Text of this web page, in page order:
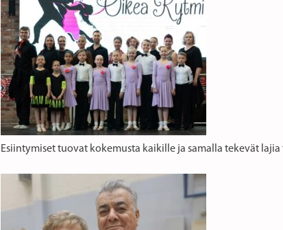
Esiintymiset tuovat kokemusta kaikille ja samalla tekevät